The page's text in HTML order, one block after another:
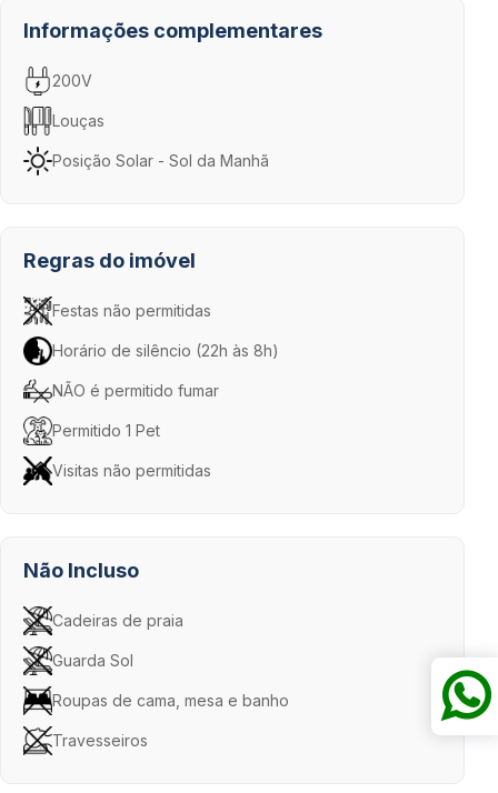
Informações complementares
200V
Louças
Posição Solar - Sol da Manhã
Regras do imóvel
Festas não permitidas
Horário de silêncio (22h às 8h)
NÃO é permitido fumar
Permitido 1 Pet
Visitas não permitidas
Não Incluso
Cadeiras de praia
Guarda Sol
Roupas de cama, mesa e banho
Travesseiros